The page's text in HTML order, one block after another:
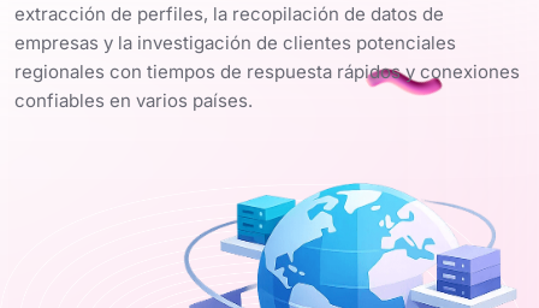
extracción de perfiles, la recopilación de datos de
empresas y la investigación de clientes potenciales
regionales con tiempos de respuesta rápidos y conexiones
confiables en varios países.